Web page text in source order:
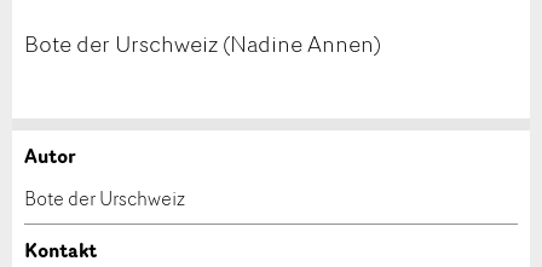
Bote der Urschweiz (Nadine Annen)
Anzeige beanstanden
Ihr Feedback wird sehr geschätzt!
Anzeige weiterempfehlen
Empfehlen Sie diese Anzeige an Freunde weiter.
Autor
Bote der Urschweiz
Kontakt